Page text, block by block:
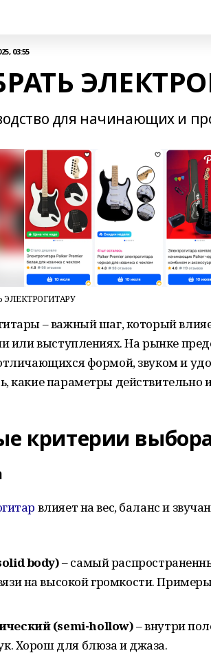
03:55
для начинающих и
ЭЛЕКТРОГИТАРУ
– важный шаг, который
или выступлениях. На рынке
формой, звуком и
какие параметры действительно
критерии
влияет на вес, баланс и
body)– самый
на высокой громкости.
(semi-hollow)– внутри
Хорош для блюза и джаза.